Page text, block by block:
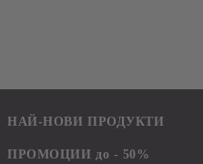
НАЙ-НОВИ ПРОДУКТИ
ПРОМОЦИИ до - 50%